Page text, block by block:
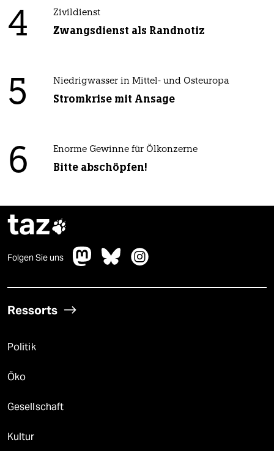
4 Zivildienst
Zwangsdienst als Randnotiz
5 Niedrigwasser in Mittel- und Osteuropa
Stromkrise mit Ansage
6 Enorme Gewinne für Ölkonzerne
Bitte abschöpfen!
taz
Folgen Sie uns
Ressorts
Politik
Öko
Gesellschaft
Kultur